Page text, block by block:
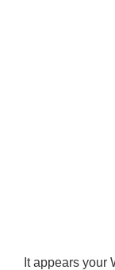
It appears your